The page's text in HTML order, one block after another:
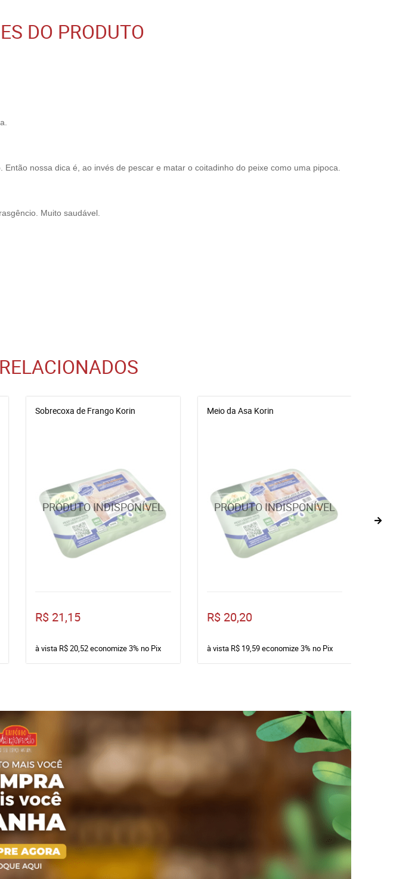
DO PRODUTO
nossa dica é, ao invés de pescar e matar o coitadinho do peixe como uma pipoca.
Muito saudável.
Sobrecoxa de Frango Korin
R$ 21,15
à vista R$ 20,52economize3% no Pix
Meio da Asa Korin
R$ 20,20
à vista R$ 19,59economize3% no Pix